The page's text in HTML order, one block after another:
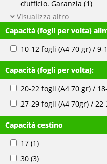
d’ufficio. Garanzia (1)
Visualizza altro
Capacità (fogli per volta)
10-12 fogli (A4 70 gr) / 9-
Capacità (fogli per volta):
20-22 fogli (A4 70 gr) /
27-29 fogli (A4 70gr) /
Capacità cestino
17 (1)
30 (3)